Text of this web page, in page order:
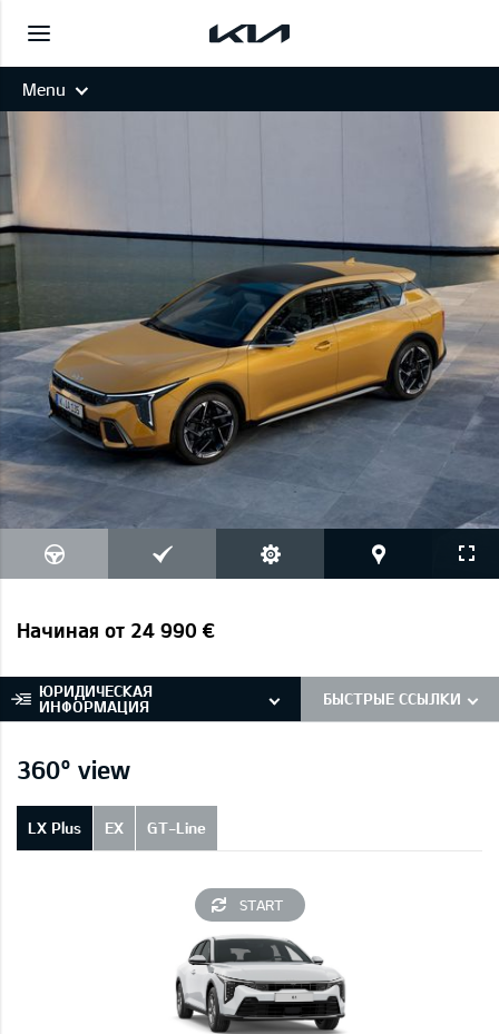
Menu
K4
Начиная от 24 990 €
ЮРИДИЧЕСКАЯ
ИНФОРМАЦИЯ
БЫСТРЫЕ ССЫЛКИ
360° view
LX Plus EX GT-Line
START